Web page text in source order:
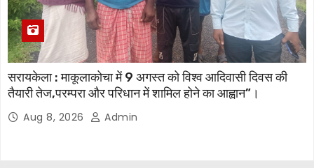
सरायकेला : माकूलाकोचा में 9 अगस्त को विश्व आदिवासी दिवस की
तैयारी तेज,परम्परा और परिधान में शामिल होने का आह्वान”।
Aug 8, 2026 Admin